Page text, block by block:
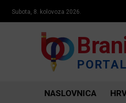
Subota, 8. kolovoza 2026.
PORTAL
NASLOVNICA